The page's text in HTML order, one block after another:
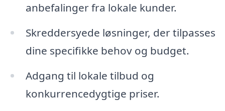
anbefalinger fra lokale kunder.
Skreddersyede løsninger, der tilpasses
dine specifikke behov og budget.
Adgang til lokale tilbud og
konkurrencedygtige priser.